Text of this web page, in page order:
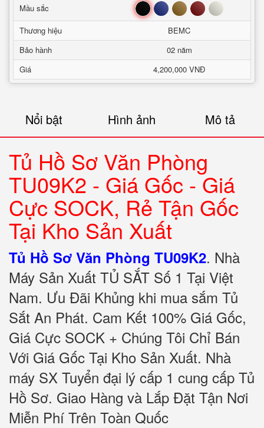
Mầu sắc Đen Xanh Nâu Đỏ Trắng
Thương hiệu
BEMC
Bảo hành
02 năm
Giá
4,200,000 VNĐ
Nổi bật Hình ảnh Mô tả
Tủ Hồ Sơ Văn Phòng
TU09K2 - Giá Gốc - Giá
Cực SOCK, Rẻ Tận Gốc
Tại Kho Sản Xuất
Tủ Hồ Sơ Văn Phòng TU09K2. Nhà
Máy Sản Xuất TỦ SẮT Số 1 Tại Việt
Nam. Ưu Đãi Khủng khi mua sắm Tủ
Sắt An Phát. Cam Kết 100% Giá Gốc,
Giá Cực SOCK + Chúng Tôi Chỉ Bán
Với Giá Gốc Tại Kho Sản Xuất. Nhà
máy SX Tuyển đại lý cấp 1 cung cấp Tủ
Hồ Sơ. Giao Hàng và Lắp Đặt Tận Nơi
Miễn Phí Trên Toàn Quốc